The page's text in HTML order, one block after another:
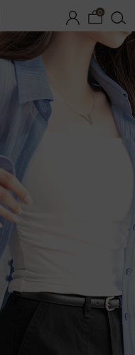
0
오늘출발 시즌